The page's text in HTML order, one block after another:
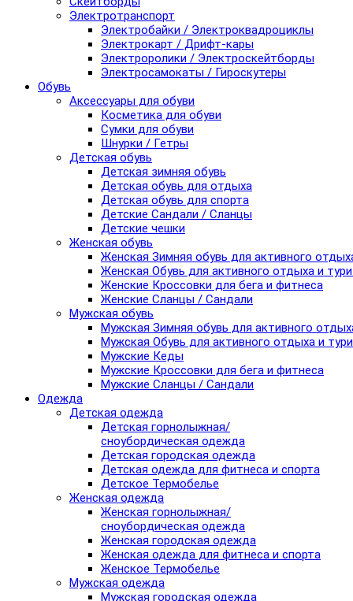
Электротранспорт
Электробайки / Электроквадроциклы
Электрокарт / Дрифт-кары
Электроролики / Электроскейтборды
Электросамокаты / Гироскутеры
Обувь
Аксессуары для обуви
Косметика для обуви
Сумки для обуви
Шнурки / Гетры
Детская обувь
Детская зимняя обувь
Детская обувь для отдыха
Детская обувь для спорта
Детские Сандали / Сланцы
Детские чешки
Женская обувь
Женская Зимняя обувь для активного
Женская Обувь для активного отдыха и
Женские Кроссовки для бега и фитнеса
Женские Сланцы / Сандали
Мужская обувь
Мужская Зимняя обувь для активного
Мужская Обувь для активного отдыха и
Мужские Кеды
Мужские Кроссовки для бега и фитнеса
Мужские Сланцы / Сандали
Одежда
Детская одежда
Детская горнолыжная/
сноубордическая одежда
Детская городская одежда
Детская одежда для фитнеса и спорта
Детское Термобелье
Женская одежда
Женская горнолыжная/
сноубордическая одежда
Женская городская одежда
Женская одежда для фитнеса и спорта
Женское Термобелье
Мужская одежда
Мужская городская одежда